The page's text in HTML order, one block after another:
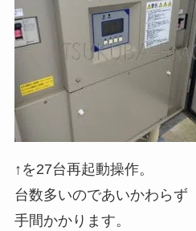
↑を27台再起動操作。
台数多いのであいかわらず
手間かかります。